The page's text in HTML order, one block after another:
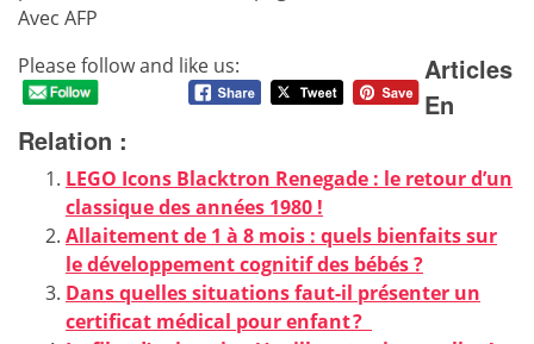
Avec AFP
Please follow and like us:
Articles
En
Relation :
LEGO Icons Blacktron Renegade : le retour d’un
classique des années 1980 !
Allaitement de 1 à 8 mois : quels bienfaits sur
le développement cognitif des bébés ?
Dans quelles situations faut-il présenter un
certificat médical pour enfant ?